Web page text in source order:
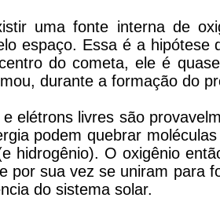
uma fonte interna de
espaço. Essa é a
do cometa, ele é
durante a formação do
elétrons livres são
podem quebrar
hidrogênio). O oxigênio
por sua vez se uniram para
do sistema solar.